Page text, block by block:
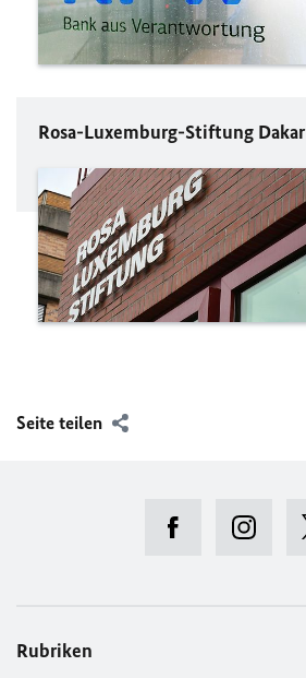
Rosa-Luxemburg-Stiftung Dakar
Seite teilen
Rubriken